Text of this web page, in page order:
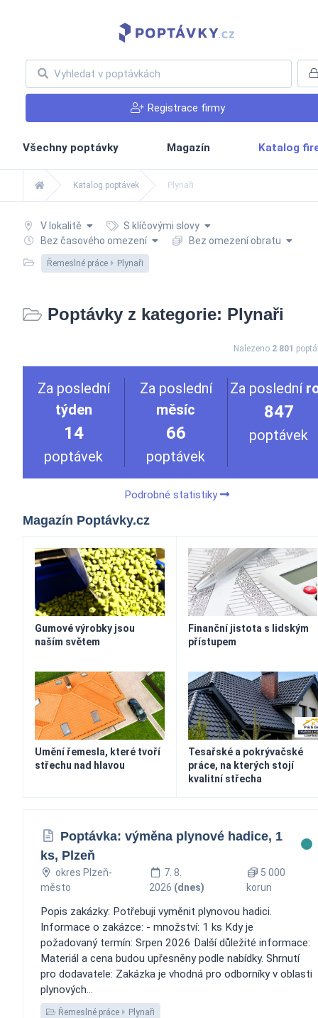
Registrace firmy
Všechny poptávky Magazín Katalog
Katalog poptávek Plynaři
V lokalitě
S klíčovými slovy
Bez časového omezení
Bez omezení obratu
Řemeslné práce Plynaři
Poptávky z kategorie: Plynaři
Nalezeno 2 801
Za poslední
týden
14
poptávek
Za poslední
měsíc
66
poptávek
Za poslední
847
poptávek
Podrobné statistiky
Magazín Poptávky.cz
Gumové výrobky jsou
naším světem
Finanční jistota s lidským
přístupem
Umění řemesla, které tvoří
střechu nad hlavou
Tesařské a pokrývačské
práce, na kterých stojí
kvalitní střecha
Poptávka: výměna plynové hadice, 1
ks, Plzeň
okres Plzeň-
město
7. 8.
2026 (dnes)
5 000
korun
Popis zakázky: Potřebuji vyměnit plynovou hadici.
Informace o zakázce: - množství: 1 ks Kdy je
požadovaný termín: Srpen 2026 Další důležité informace:
Materiál a cena budou upřesněny podle nabídky. Shrnutí
pro dodavatele: Zakázka je vhodná pro odborníky v oblasti
plynových...
Řemeslné práce Plynaři